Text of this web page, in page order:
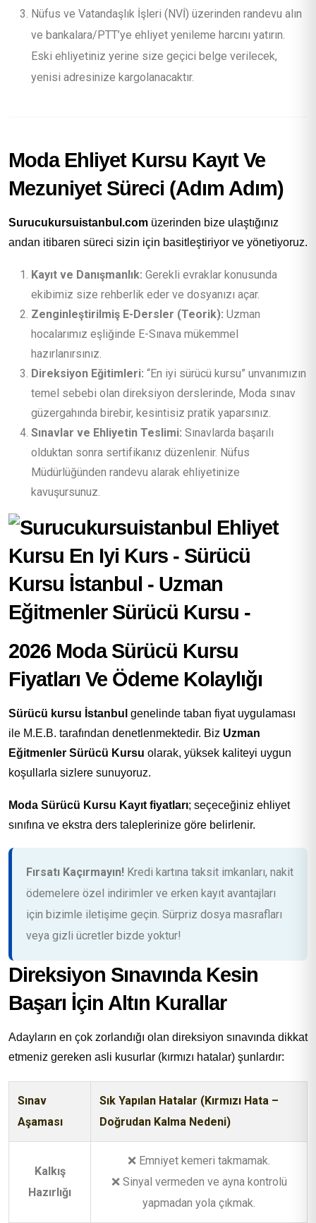
Nüfus ve Vatandaşlık İşleri (NVİ) üzerinden randevu alın
ve bankalara/PTT’ye ehliyet yenileme harcını yatırın.
Eski ehliyetiniz yerine size geçici belge verilecek,
yenisi adresinize kargolanacaktır.
Moda Ehliyet Kursu Kayıt Ve
Mezuniyet Süreci (Adım Adım)
Surucukursuistanbul.com üzerinden bize ulaştığınız
andan itibaren süreci sizin için basitleştiriyor ve yönetiyoruz.
Kayıt ve Danışmanlık: Gerekli evraklar konusunda
ekibimiz size rehberlik eder ve dosyanızı açar.
Zenginleştirilmiş E-Dersler (Teorik): Uzman
hocalarımız eşliğinde E-Sınava mükemmel
hazırlanırsınız.
Direksiyon Eğitimleri: “En iyi sürücü kursu” unvanımızın
temel sebebi olan direksiyon derslerinde, Moda sınav
güzergahında birebir, kesintisiz pratik yaparsınız.
Sınavlar ve Ehliyetin Teslimi: Sınavlarda başarılı
olduktan sonra sertifikanız düzenlenir. Nüfus
Müdürlüğünden randevu alarak ehliyetinize
kavuşursunuz.
2026 Moda Sürücü Kursu
Fiyatları Ve Ödeme Kolaylığı
Sürücü kursu İstanbul genelinde taban fiyat uygulaması
ile M.E.B. tarafından denetlenmektedir. Biz Uzman
Eğitmenler Sürücü Kursu olarak, yüksek kaliteyi uygun
koşullarla sizlere sunuyoruz.
Moda Sürücü Kursu Kayıt fiyatları; seçeceğiniz ehliyet
sınıfına ve ekstra ders taleplerinize göre belirlenir.
Fırsatı Kaçırmayın! Kredi kartına taksit imkanları, nakit
ödemelere özel indirimler ve erken kayıt avantajları
için bizimle iletişime geçin. Sürpriz dosya masrafları
veya gizli ücretler bizde yoktur!
Direksiyon Sınavında Kesin
Başarı İçin Altın Kurallar
Adayların en çok zorlandığı olan direksiyon sınavında dikkat
etmeniz gereken asli kusurlar (kırmızı hatalar) şunlardır:
Sınav
Aşaması
Sık Yapılan Hatalar (Kırmızı Hata –
Doğrudan Kalma Nedeni)
Kalkış
Hazırlığı
❌ Emniyet kemeri takmamak.
❌ Sinyal vermeden ve ayna kontrolü
yapmadan yola çıkmak.